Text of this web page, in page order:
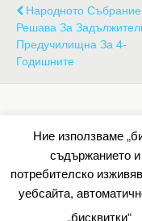
Народното Събрание
Решава За
Предучилищна За 4-
Годишните
Mobile
All
Ние използваме
съдържанието
потребителско
уебсайта,
„бисквитки“